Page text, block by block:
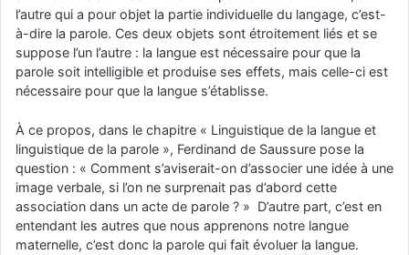
l’autre qui a pour objet la partie individuelle du langage, c’est-
à-dire la parole. Ces deux objets sont étroitement liés et se
suppose l’un l’autre : la langue est nécessaire pour que la
parole soit intelligible et produise ses effets, mais celle-ci est
nécessaire pour que la langue s’établisse.
À ce propos, dans le chapitre « Linguistique de la langue et
linguistique de la parole », Ferdinand de Saussure pose la
question : « Comment s’aviserait-on d’associer une idée à une
image verbale, si l’on ne surprenait pas d’abord cette
association dans un acte de parole ? » D’autre part, c’est en
entendant les autres que nous apprenons notre langue
maternelle, c’est donc la parole qui fait évoluer la langue.